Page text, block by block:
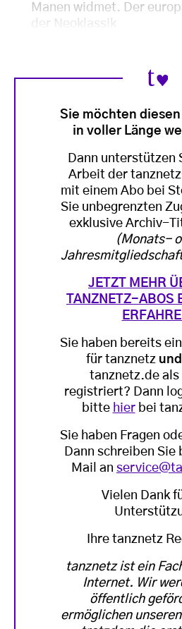
Manen widmet. Der
der Neoklassik
Sie möchten
in voller Länge
Dann unterstützen
Arbeit der
mit einem Abo bei
Sie unbegrenzten
exklusive Archiv-
(Monats-
JETZT MEHR
TANZNETZ-ABOS
Sie haben bereits
für tanznetz und
tanznetz.de
registriert? Dann
bitte hierbei
Sie haben Fragen
Dann schreiben
Mail an
Vielen Dank
Ihre tanznetz
tanznetz ist ein
Internet. Wir
öffentlich
ermöglichen